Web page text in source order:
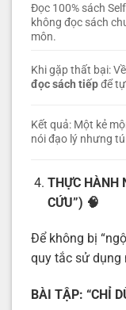
Đọc 100% sách
không đọc sách
môn.
Khi gặp thất bại:
đọc sách tiếpđể
Kết quả: Một kẻ
nói đạo lý nhưng
THỰC HÀNH
CỨU”) 🧠
Để không bị
quy tắc sử dụng
BÀI TẬP: “CHỈ